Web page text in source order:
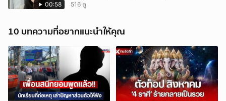
00:58 516 ดู
10 บทความที่อยากแนะนำให้คุณ